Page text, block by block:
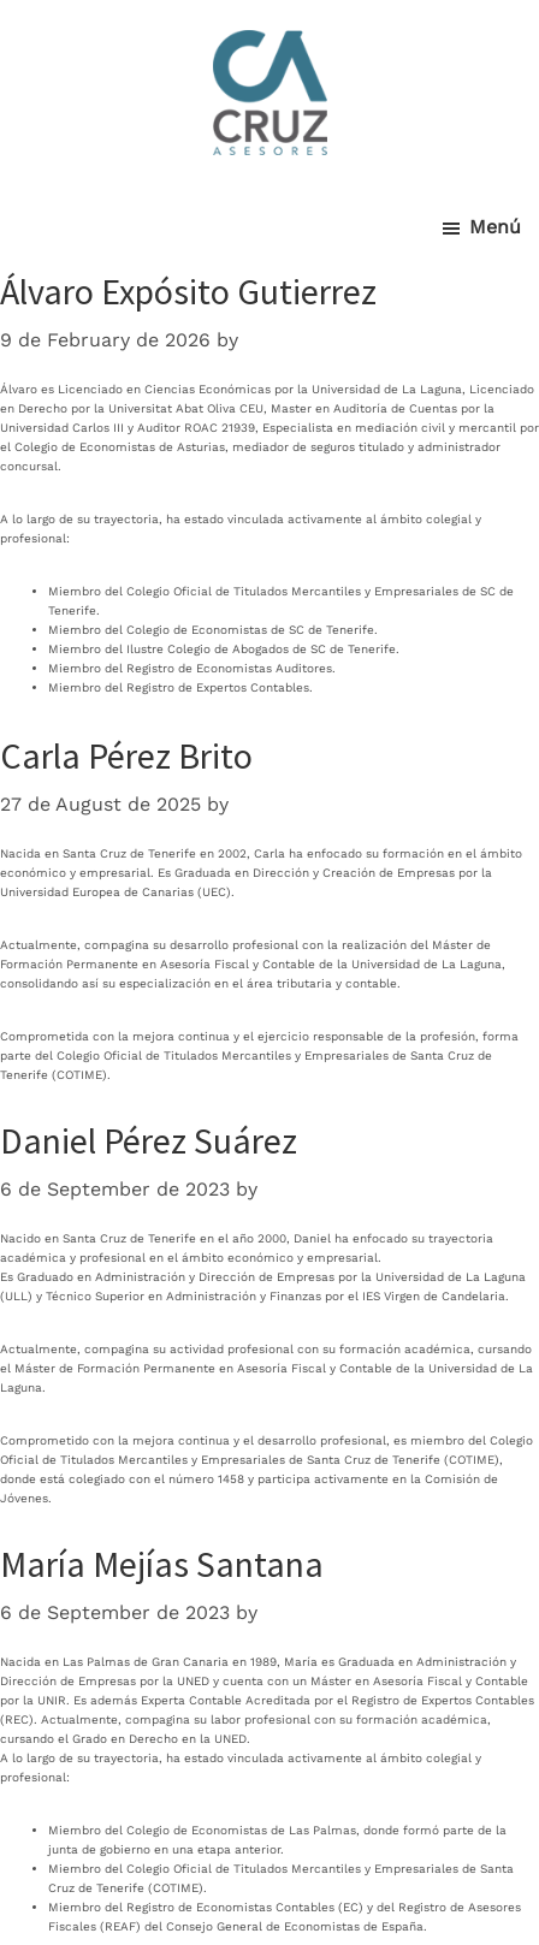
Menú
Álvaro Expósito Gutierrez
9 de February de 2026 by
Álvaro es Licenciado en Ciencias Económicas por la Universidad de La Laguna, Licenciado
en Derecho por la Universitat Abat Oliva CEU, Master en Auditoría de Cuentas por la
Universidad Carlos III y Auditor ROAC 21939, Especialista en mediación civil y mercantil por
el Colegio de Economistas de Asturias, mediador de seguros titulado y administrador
concursal.
A lo largo de su trayectoria, ha estado vinculada activamente al ámbito colegial y
profesional:
Miembro del Colegio Oficial de Titulados Mercantiles y Empresariales de SC de
Tenerife.
Miembro del Colegio de Economistas de SC de Tenerife.
Miembro del Ilustre Colegio de Abogados de SC de Tenerife.
Miembro del Registro de Economistas Auditores.
Miembro del Registro de Expertos Contables.
Carla Pérez Brito
27 de August de 2025 by
Nacida en Santa Cruz de Tenerife en 2002, Carla ha enfocado su formación en el ámbito
económico y empresarial. Es Graduada en Dirección y Creación de Empresas por la
Universidad Europea de Canarias (UEC).
Actualmente, compagina su desarrollo profesional con la realización del Máster de
Formación Permanente en Asesoría Fiscal y Contable de la Universidad de La Laguna,
consolidando así su especialización en el área tributaria y contable.
Comprometida con la mejora continua y el ejercicio responsable de la profesión, forma
parte del Colegio Oficial de Titulados Mercantiles y Empresariales de Santa Cruz de
Tenerife (COTIME).
Daniel Pérez Suárez
6 de September de 2023 by
Nacido en Santa Cruz de Tenerife en el año 2000, Daniel ha enfocado su trayectoria
académica y profesional en el ámbito económico y empresarial.
Es Graduado en Administración y Dirección de Empresas por la Universidad de La Laguna
(ULL) y Técnico Superior en Administración y Finanzas por el IES Virgen de Candelaria.
Actualmente, compagina su actividad profesional con su formación académica, cursando
el Máster de Formación Permanente en Asesoría Fiscal y Contable de la Universidad de La
Laguna.
Comprometido con la mejora continua y el desarrollo profesional, es miembro del Colegio
Oficial de Titulados Mercantiles y Empresariales de Santa Cruz de Tenerife (COTIME),
donde está colegiado con el número 1458 y participa activamente en la Comisión de
Jóvenes.
María Mejías Santana
6 de September de 2023 by
Nacida en Las Palmas de Gran Canaria en 1989, María es Graduada en Administración y
Dirección de Empresas por la UNED y cuenta con un Máster en Asesoría Fiscal y Contable
por la UNIR. Es además Experta Contable Acreditada por el Registro de Expertos Contables
(REC). Actualmente, compagina su labor profesional con su formación académica,
cursando el Grado en Derecho en la UNED.
A lo largo de su trayectoria, ha estado vinculada activamente al ámbito colegial y
profesional:
Miembro del Colegio de Economistas de Las Palmas, donde formó parte de la
junta de gobierno en una etapa anterior.
Miembro del Colegio Oficial de Titulados Mercantiles y Empresariales de Santa
Cruz de Tenerife (COTIME).
Miembro del Registro de Economistas Contables (EC) y del Registro de Asesores
Fiscales (REAF) del Consejo General de Economistas de España.